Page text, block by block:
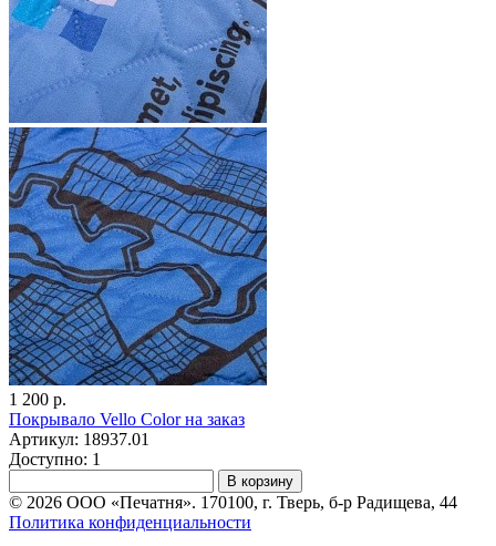
1 200 р.
Покрывало Vello Color на заказ
Артикул: 18937.01
Доступно: 1
В корзину
© 2026 ООО «Печатня». 170100, г. Тверь, б-р Радищева, 44
Политика конфиденциальности